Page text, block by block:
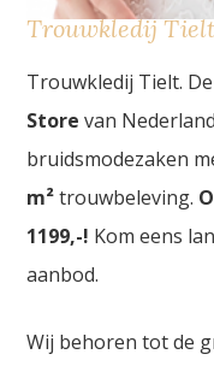
Trouwkledij
Trouwkledij Tielt. De
Store van
bruidsmodezaken
m²trouwbeleving.
1199,-! Kom eens
aanbod.
Wij behoren tot de